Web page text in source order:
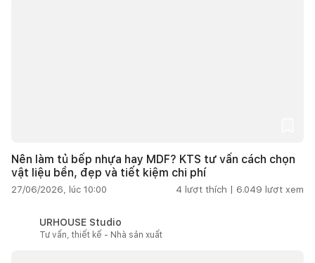
Nên làm tủ bếp nhựa hay MDF? KTS tư vấn cách chọn
vật liệu bền, đẹp và tiết kiệm chi phí
27/06/2026, lúc 10:00 4 lượt thích | 6.049 lượt xem
URHOUSE Studio
Tư vấn, thiết kế - Nhà sản xuất